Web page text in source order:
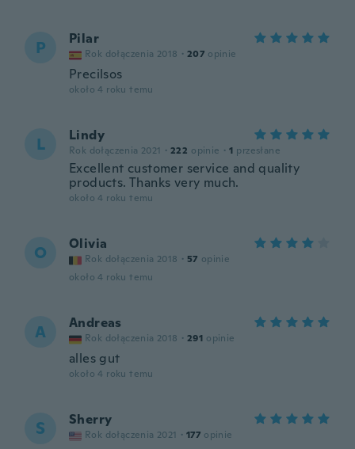
P Pilar
Rok dołączenia 2018 · 207 opinie
Precilsos
około 4 roku temu
L Lindy
Rok dołączenia 2021 · 222 opinie · 1 przesłane
Excellent customer service and quality
products. Thanks very much.
około 4 roku temu
O Olivia
Rok dołączenia 2018 · 57 opinie
około 4 roku temu
A Andreas
Rok dołączenia 2018 · 291 opinie
alles gut
około 4 roku temu
S Sherry
Rok dołączenia 2021 · 177 opinie